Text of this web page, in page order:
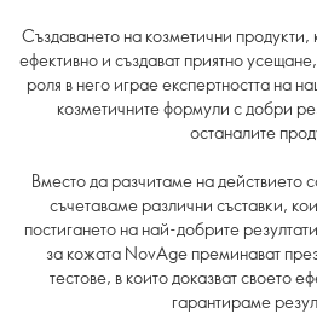
Създаването на козметични продукти,
ефективно и създават приятно
роля в него играе експертността на
козметичните формули с добри
останалите
Вместо да разчитаме на действието
съчетаваме различни съставки,
постигането на най-добрите
за кожата NovAge преминават
тестове, в които доказват своето
гарантираме